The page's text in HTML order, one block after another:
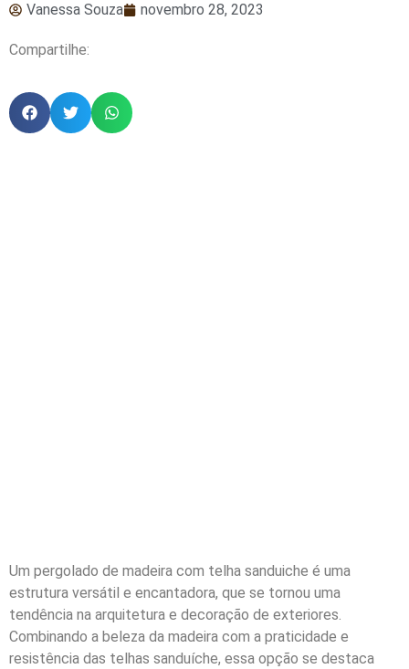
Vanessa Souza novembro 28, 2023
Compartilhe:
Um pergolado de madeira com telha sanduiche é uma
estrutura versátil e encantadora, que se tornou uma
tendência na arquitetura e decoração de exteriores.
Combinando a beleza da madeira com a praticidade e
resistência das telhas sanduíche, essa opção se destaca